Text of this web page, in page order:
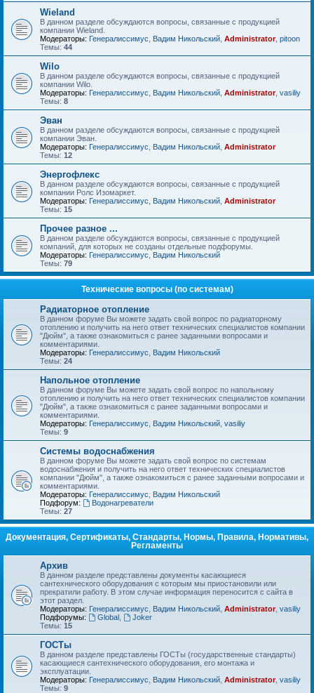
Wieland
В данном разделе обсуждаются вопросы, связанные с продукцией
компании Wieland.
Модераторы: Генералиссимус Вадим Никольский Administrator, pitoon
Темы: 44
Wilo
В данном разделе обсуждаются вопросы, связанные с продукцией
компании Wilo.
Модераторы: Генералиссимус Вадим Никольский Administrator, vasiliy
Темы: 8
Эван
В данном разделе обсуждаются вопросы, связанные с продукцией
компании Эван.
Модераторы: Генералиссимус Вадим Никольский Administrator
Темы: 12
Энергофлекс
В данном разделе обсуждаются вопросы, связанные с продукцией
компании Ролс Изомаркет.
Модераторы: Генералиссимус Вадим Никольский Administrator
Темы: 15
Прочее разное ...
В данном разделе обсуждаются вопросы, связанные с продукцией
компаний, для которых не созданы отдельные подфорумы.
Модераторы: Генералиссимус
Вадим Никольский
Темы: 79
Технические вопросы (по системам)
Радиаторное отопление
В данном форуме Вы можете задать свой вопрос по радиаторному
отоплению и получить на него ответ технических специалистов компании
"Дюйм", а также ознакомиться с ранее заданными вопросами и
комментариями.
Модераторы: Генералиссимус
Вадим Никольский
Темы: 24
Напольное отопление
В данном форуме Вы можете задать свой вопрос по напольному
отоплению и получить на него ответ технических специалистов компании
"Дюйм", а также ознакомиться с ранее заданными вопросами и
комментариями.
Модераторы: Генералиссимус Вадим Никольский vasiliy
Темы: 9
Системы водоснабжения
В данном форуме Вы можете задать свой вопрос по системам
водоснабжения и получить на него ответ технических специалистов
компании "Дюйм", а также ознакомиться с ранее заданными вопросами и
комментариями.
Модераторы: Генералиссимус
Вадим Никольский
Подфорум:
Водонагреватели
Темы: 27
Документация, Сертификаты, Стандарты, Нормы, Правила, Нормативы,
Регламенты
Архив
В данном разделе представлены документы касающиеся
сантехнического оборудования с которым мы приостановили или
прекратили работу. В этом случае информация переносится с сайта в
этот раздел.
Модераторы: Генералиссимус Вадим Никольский Administrator, vasiliy
Подфорумы:
Global,
Joker
Темы: 15
ГОСТы
В данном разделе представлены ГОСТы (государственные стандарты)
касающиеся сантехнического оборудования, его монтажа и
эксплуатации.
Модераторы: Генералиссимус Вадим Никольский Administrator, vasiliy
Темы: 9